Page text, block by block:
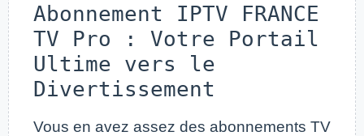
Abonnement IPTV FRANCE
TV Pro : Votre Portail
Ultime vers le
Divertissement
Vous en avez assez des abonnements TV